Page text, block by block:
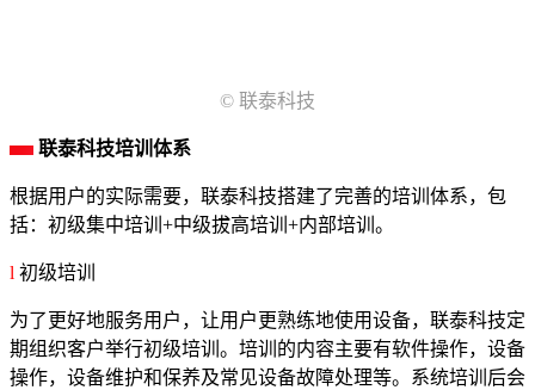
© 联泰科技
联泰科技培训体系
根据用户的实际需要，联泰科技搭建了完善的培训体系，包
括：初级集中培训+中级拔高培训+内部培训。
l 初级培训
为了更好地服务用户，让用户更熟练地使用设备，联泰科技定
期组织客户举行初级培训。培训的内容主要有软件操作，设备
操作，设备维护和保养及常见设备故障处理等。系统培训后会